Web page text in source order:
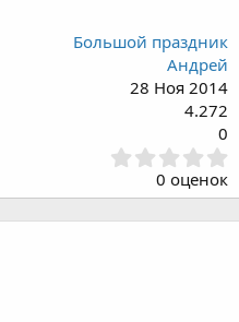
Большой праздник
Андрей
28 Ноя 2014
4.272
0
,
0
0 оценок
почта